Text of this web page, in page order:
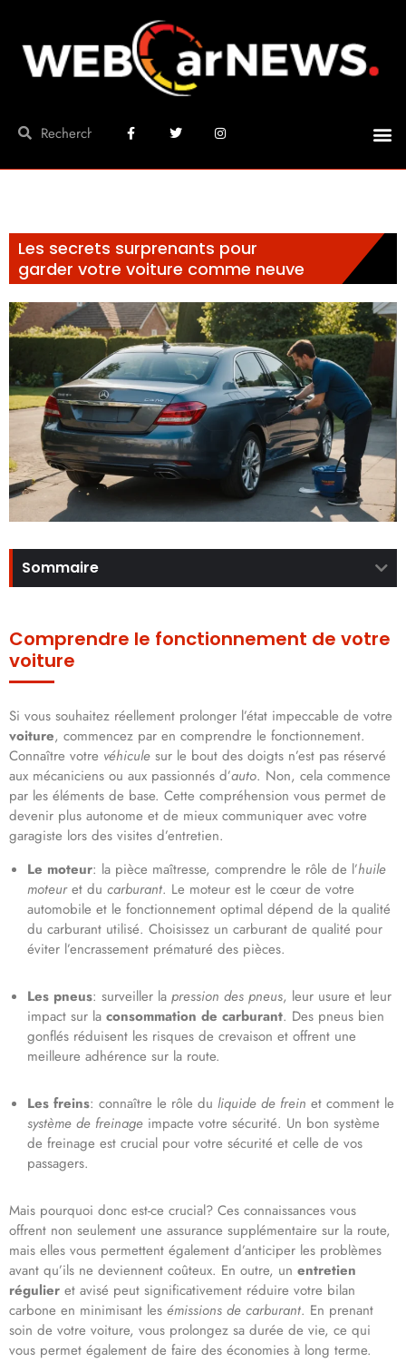
Les secrets surprenants pour
garder votre voiture comme neuve
Sommaire
Comprendre le fonctionnement de votre
voiture
Si vous souhaitez réellement prolonger l’état impeccable de votre
voiture, commencez par en comprendre le fonctionnement.
Connaître votre véhicule sur le bout des doigts n’est pas réservé
aux mécaniciens ou aux passionnés d’auto. Non, cela commence
par les éléments de base. Cette compréhension vous permet de
devenir plus autonome et de mieux communiquer avec votre
garagiste lors des visites d’entretien.
Le moteur: la pièce maîtresse, comprendre le rôle de l’huile
moteuret du carburant. Le moteur est le cœur de votre
automobile et le fonctionnement optimal dépend de la qualité
du carburant utilisé. Choisissez un carburant de qualité pour
éviter l’encrassement prématuré des pièces.
Les pneus: surveiller la pression des pneus, leur usure et leur
impact sur la consommation de carburant. Des pneus bien
gonflés réduisent les risques de crevaison et offrent une
meilleure adhérence sur la route.
Les freins: connaître le rôle du liquide de frein et comment le
système de freinage impacte votre sécurité. Un bon système
de freinage est crucial pour votre sécurité et celle de vos
passagers.
Mais pourquoi donc est-ce crucial? Ces connaissances vous
offrent non seulement une assurance supplémentaire sur la route,
mais elles vous permettent également d’anticiper les problèmes
avant qu’ils ne deviennent coûteux. En outre, un entretien
régulier et avisé peut significativement réduire votre bilan
carbone en minimisant les émissions de carburant. En prenant
soin de votre voiture, vous prolongez sa durée de vie, ce qui
vous permet également de faire des économies à long terme.